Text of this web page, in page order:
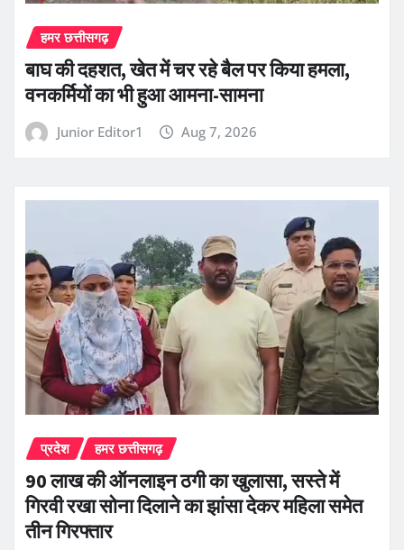
हमर छत्तीसगढ़
बाघ की दहशत, खेत में चर रहे बैल पर किया हमला,
वनकर्मियों का भी हुआ आमना-सामना
Junior Editor1 Aug 7, 2026
प्रदेश हमर छत्तीसगढ़
90 लाख की ऑनलाइन ठगी का खुलासा, सस्ते में
गिरवी रखा सोना दिलाने का झांसा देकर महिला समेत
तीन गिरफ्तार